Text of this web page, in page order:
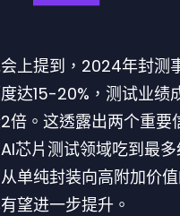
上提到，2024年封测
达15-20%，测试业绩
倍。这透露出两个重要
芯片测试领域吃到最
单纯封装向高附加价
望进一步提升。